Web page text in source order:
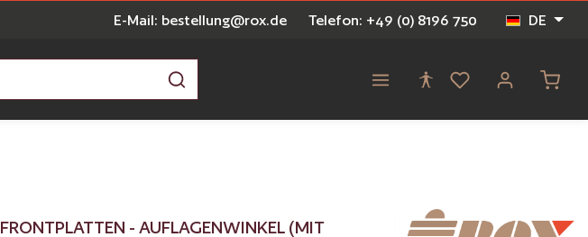
E-Mail: bestellung@rox.de Telefon: +49 (0) 8196 750 DE
FRONTPLATTEN - AUFLAGENWINKEL (MIT